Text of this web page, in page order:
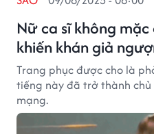
Nữ ca sĩ không
khiến khán giả
Trang phục được cho là
tiếng này đã trở thành
mạng.